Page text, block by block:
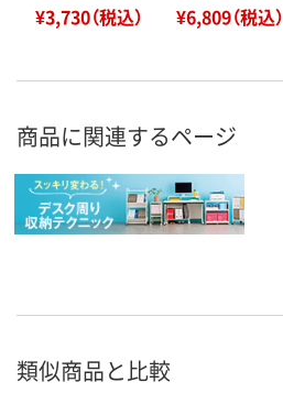
¥3,730（税込） ¥6,809（税込）
商品に関連するページ
類似商品と比較